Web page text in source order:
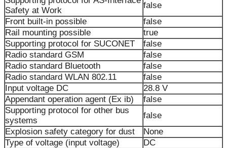
Safety at Work
false
Front built-in possible
false
Rail mounting possible
true
Supporting protocol for SUCONET
false
Radio standard GSM
false
Radio standard Bluetooth
false
Radio standard WLAN 802.11
false
Input voltage DC
28.8 V
Appendant operation agent (Ex ib)
false
Supporting protocol for other bus
systems
false
Explosion safety category for dust
None
Type of voltage (input voltage)
DC